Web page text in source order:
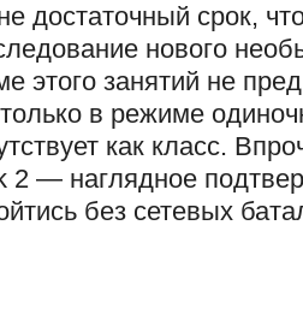
достаточный срок,
нового
этого занятий не
в режиме
как класс.
2 — наглядное
без сетевых